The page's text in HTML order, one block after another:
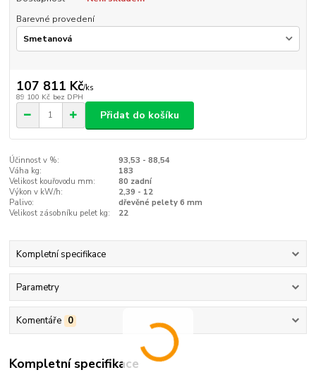
Barevné provedení
107 811 Kč/ks
89 100 Kč bez DPH
Přidat do košíku
Účinnost v %:
93,53 - 88,54
Váha kg:
183
Velikost kouřovodu mm:
80 zadní
Výkon v kW/h:
2,39 - 12
Palivo:
dřevěné pelety 6 mm
Velikost zásobníku pelet kg:
22
Kompletní specifikace
Parametry
Komentáře 0
Kompletní specifikace